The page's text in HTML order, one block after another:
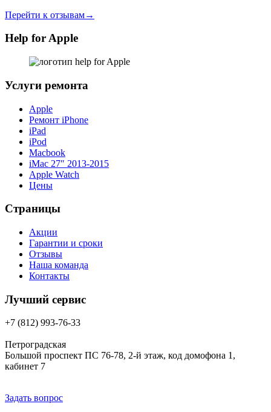
Перейти к отзывам→
Help for Apple
Услуги ремонта
Apple
Ремонт iPhone
iPad
iPod
Macbook
iMac 27″ 2013-2015
Apple Watch
Цены
Страницы
Акции
Гарантии и сроки
Отзывы
Наша команда
Контакты
Лучший сервис
+7 (812) 993-76-33
Петроградская
Большой проспект ПС 76-78, 2-й этаж, код домофона 1,
кабинет 7
Задать вопрос